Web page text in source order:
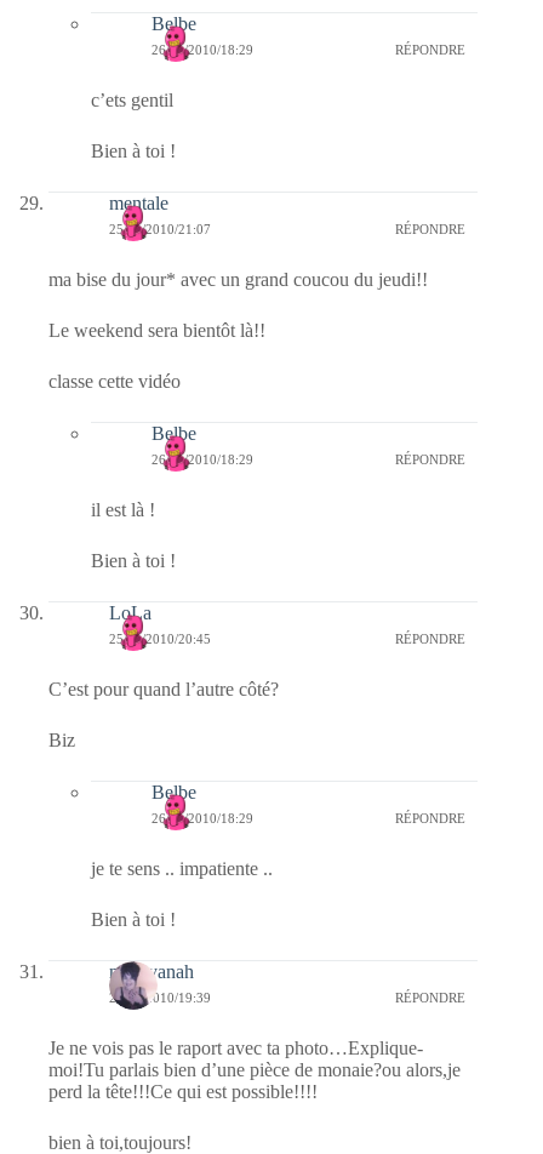
Belbe
26/11/2010/18:29 RÉPONDRE
c’ets gentil
Bien à toi !
mentale
25/11/2010/21:07 RÉPONDRE
ma bise du jour* avec un grand coucou du jeudi!!
Le weekend sera bientôt là!!
classe cette vidéo
Belbe
26/11/2010/18:29 RÉPONDRE
il est là !
Bien à toi !
LoLa
25/11/2010/20:45 RÉPONDRE
C’est pour quand l’autre côté?
Biz
Belbe
26/11/2010/18:29 RÉPONDRE
je te sens .. impatiente ..
Bien à toi !
nara-yanah
25/11/2010/19:39 RÉPONDRE
Je ne vois pas le raport avec ta photo…Explique-
moi!Tu parlais bien d’une pièce de monaie?ou alors,je
perd la tête!!!Ce qui est possible!!!!
bien à toi,toujours!